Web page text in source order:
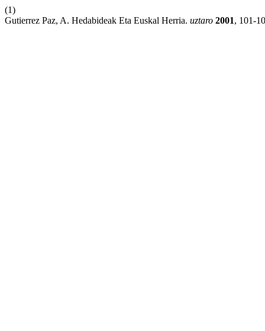
(1)
Gutierrez Paz, A. Hedabideak Eta Euskal Herria. uztaro 2001, 101-